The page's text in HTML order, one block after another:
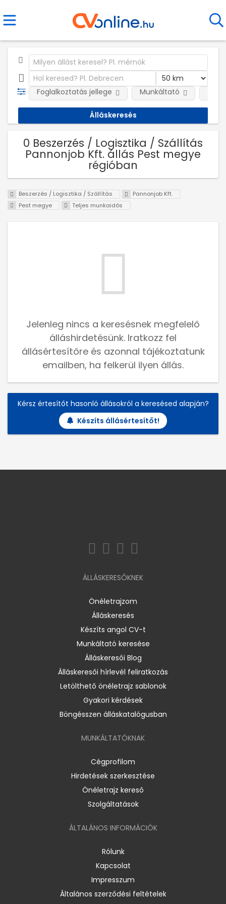
Foglalkoztatás jellege Munkáltató
0 Beszerzés / Logisztika / Szállítás
Pannonjob Kft. állás Pest megye
régióban
Beszerzés / Logisztika / Szállítás
Pannonjob Kft.
Pest megye
Teljes munkaidős
Jelenleg nincs a keresésnek megfelelő
álláshirdetésünk. Iratkozz fel
állásértesítőre és azonnal tájékoztatunk
emailben, ha felkerül ilyen állás.
Kérsz értesítőt hasonló állásokról a keresésed alapján?
Készíts állásértesítőt!
ÁLLÁSKERESŐKNEK
Önéletrajzom
Álláskeresés
Készíts angol CV-t
Munkáltató keresése
Álláskeresői Blog
Álláskeresői hírlevél feliratkozás
Letölthető önéletrajz sablonok
Gyakori kérdések
Böngésszen álláskatalógusban
MUNKÁLTATÓKNAK
Cégprofilom
Hirdetések szerkesztése
Önéletrajz kereső
Szolgáltatások
ÁLTALÁNOS INFORMÁCIÓK
Rólunk
Kapcsolat
Impresszum
Általános szerződési feltételek